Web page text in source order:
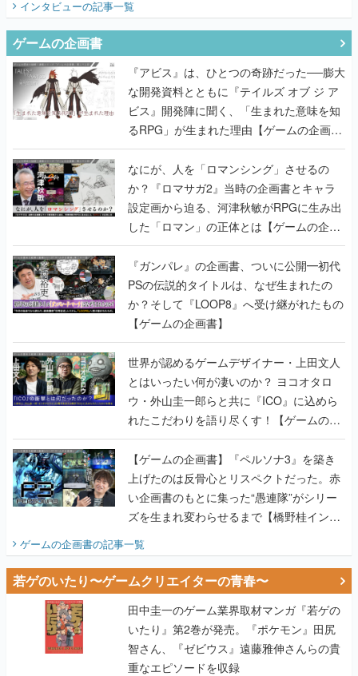
インタビューの記事一覧
ゲームの企画書
『アビス』は、ひとつの奇跡だった──膨大
な開発資料とともに『テイルズ オブ ジ ア
ビス』開発陣に聞く、「生まれた意味を知
るRPG」が生まれた理由【ゲームの企画
書】
なにが、人を「ロマンシング」させるの
か？『ロマサガ2』当時の企画書とキャラ
設定画から迫る、河津秋敏がRPGに生み出
した「ロマン」の正体とは【ゲームの企画
書】
『ガンパレ』の企画書、ついに公開━初代
PSの伝説的タイトルは、なぜ生まれたの
か？そして『LOOP8』へ受け継がれたもの
【ゲームの企画書】
世界が認めるゲームデザイナー・上田文人
とはいったい何が凄いのか？ ヨコオタロ
ウ・外山圭一郎らと共に『ICO』に込めら
れたこだわりを語り尽くす！【ゲームの企
画書】
【ゲームの企画書】『ペルソナ3』を築き
上げたのは反骨心とリスペクトだった。赤
い企画書のもとに集った“愚連隊”がシリー
ズを生まれ変わらせるまで【橋野桂インタ
ゲームの企画書の記事一覧
若ゲのいたり〜ゲームクリエイターの青春〜
田中圭一のゲーム業界取材マンガ『若ゲの
いたり』第2巻が発売。『ポケモン』田尻
智さん、『ゼビウス』遠藤雅伸さんらの貴
重なエピソードを収録